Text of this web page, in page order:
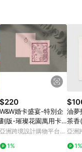
請更新至
開館保證金，補
上之商品規格、
車不符，以
點數紅包使用規
物前往 Pinkoi
合導購資格；承
前往 Pinkoi 頁
$220
W&W婚卡盛宴-特別企
劃版-璀璨花園萬用卡-
手寫留白款-紫苑10入
亞洲跨境設計購物平台
1%
油夢
茶香
念品
亞洲
1%